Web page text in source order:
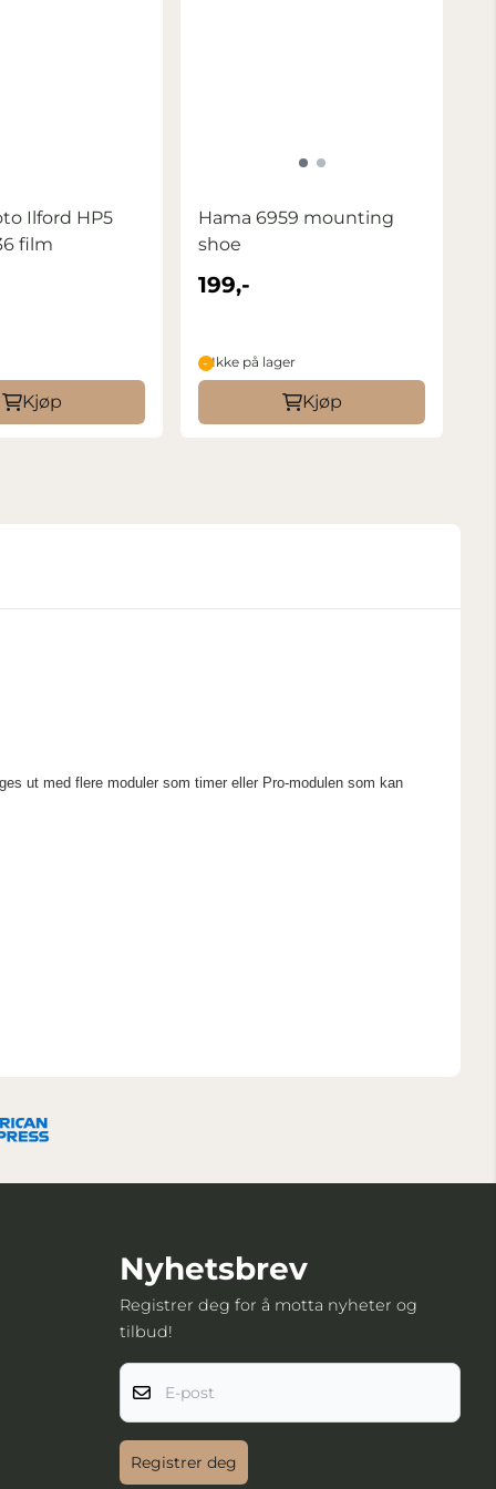
Ilford HP5
film
Kjøp
Hama 6959 mounting
shoe
199,-
Ikke på lager
Kjøp
ut med flere moduler som timer eller Pro-modulen som kan
Nyhetsbrev
Registrer deg for å motta nyheter og
tilbud!
E-post
Registrer deg